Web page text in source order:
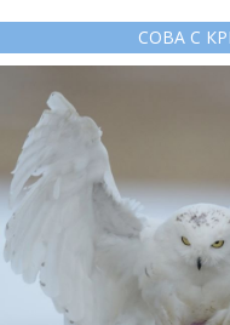
СОВА С